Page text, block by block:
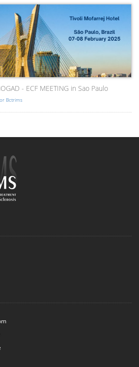
- ECF MEETING in Sao Paulo
Bctrims